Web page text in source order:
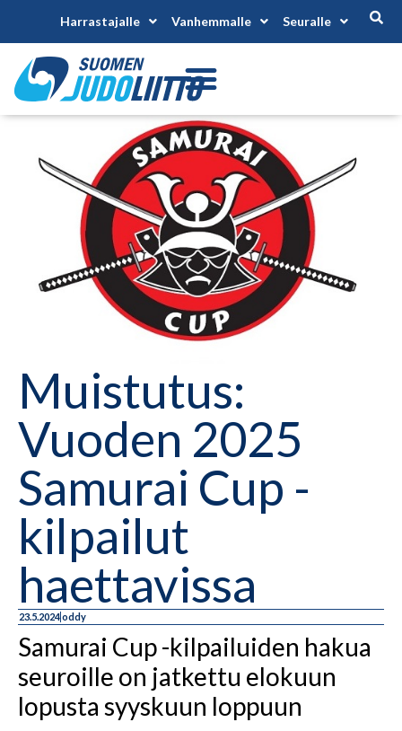
Harrastajalle Vanhemmalle Seuralle
Muistutus:
Vuoden 2025
Samurai Cup -
kilpailut
haettavissa
23.5.2024oddy
Samurai Cup -kilpailuiden hakua
seuroille on jatkettu elokuun
lopusta syyskuun loppuun